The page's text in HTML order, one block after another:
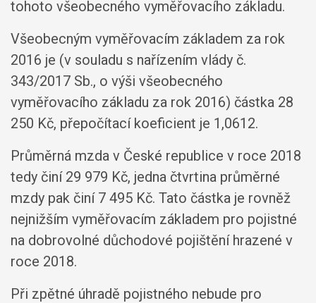
tohoto všeobecného vyměřovacího základu.
Všeobecným vyměřovacím základem za rok
2016 je (v souladu s nařízením vlády č.
343/2017 Sb., o výši všeobecného
vyměřovacího základu za rok 2016) částka 28
250 Kč, přepočítací koeficient je 1,0612.
Průměrná mzda v České republice v roce 2018
tedy činí 29 979 Kč, jedna čtvrtina průměrné
mzdy pak činí 7 495 Kč. Tato částka je rovněž
nejnižším vyměřovacím základem pro pojistné
na dobrovolné důchodové pojištění hrazené v
roce 2018.
Při zpětné úhradě pojistného nebude pro